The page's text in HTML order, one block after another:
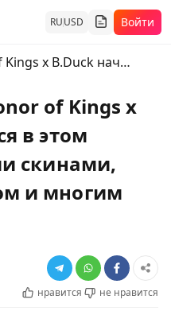
RUUSD Войти
Коллаборация Honor of Kings x B.Duck начинается в этом месяце, с особыми скинами, игровым режимом и многим другим
of Kings x
в этом
скинами,
и многим
нравится
не нравится